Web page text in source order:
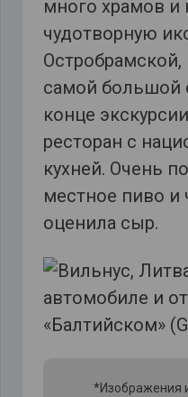
много храмов и
чудотворную
Остробрамской,
самой большой
конце
ресторан с
кухней. Очень
местное пиво и
оценила сыр.
*Изображения